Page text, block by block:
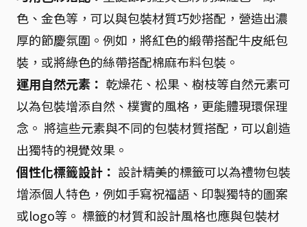
色、金色等，可以與包裝材質巧妙搭配，營造出濃
厚的節慶氛圍。例如，將紅色的緞帶搭配牛皮紙包
裝，或將綠色的絲帶搭配棉麻布料包裝。
運用自然元素： 乾燥花、松果、樹枝等自然元素可
以為包裝增添自然、樸實的風格，更能體現環保理
念。 將這些元素與不同的包裝材質搭配，可以創造
出獨特的視覺效果。
個性化標籤設計： 設計精美的標籤可以為禮物包裝
增添個人特色，例如手寫祝福語、印製獨特的圖案
或logo等。 標籤的材質和設計風格也應與包裝材